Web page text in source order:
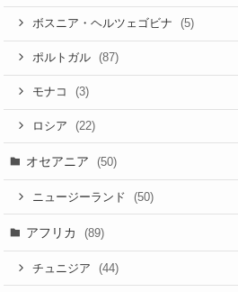
ボスニア・ヘルツェゴビナ (5)
ポルトガル (87)
モナコ (3)
ロシア (22)
オセアニア (50)
ニュージーランド (50)
アフリカ (89)
チュニジア (44)